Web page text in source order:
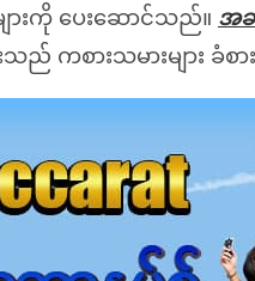
ားကို ပေးဆောင်သည်။ အခ
ည် ကစားသမားများ ခံ